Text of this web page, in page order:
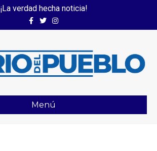
¡La verdad hecha noticia!
FacebookTwitterInstagram
Menú